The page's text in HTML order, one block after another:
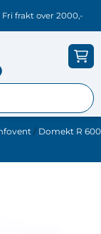
frakt over 2000,-
/ Domekt R 600